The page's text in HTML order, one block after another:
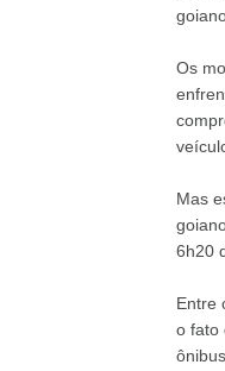
Os
Mas
6h20
Entre
o fato